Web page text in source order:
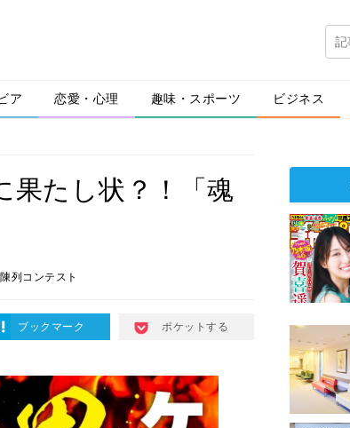
ア 恋愛・心理 趣味・スポーツ ビジネス
果たし状？！「魂
列コンテスト
ブックマーク ポケットする